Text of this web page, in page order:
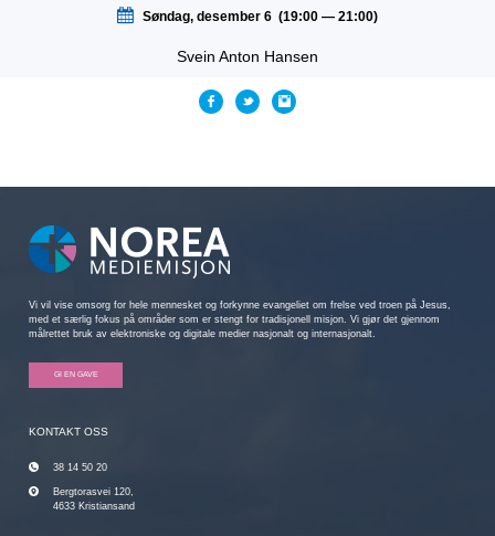
Søndag, desember 6 (19:00 — 21:00)
Svein Anton Hansen
Vi vil vise omsorg for hele mennesket og forkynne evangeliet om frelse ved troen på Jesus,
med et særlig fokus på områder som er stengt for tradisjonell misjon. Vi gjør det gjennom
målrettet bruk av elektroniske og digitale medier nasjonalt og internasjonalt.
GI EN GAVE
KONTAKT OSS
38 14 50 20
Bergtorasvei 120,
4633 Kristiansand